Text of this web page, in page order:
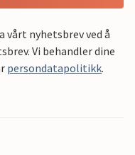
vårt nyhetsbrev ved å
Vi behandler dine
persondatapolitikk.